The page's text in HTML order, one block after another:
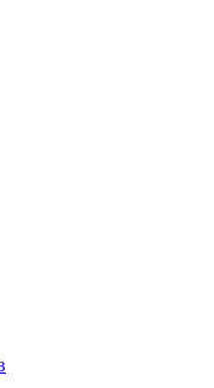
видеоконференцсвязи
и умный дом
видеонаблюдения
и видеостены